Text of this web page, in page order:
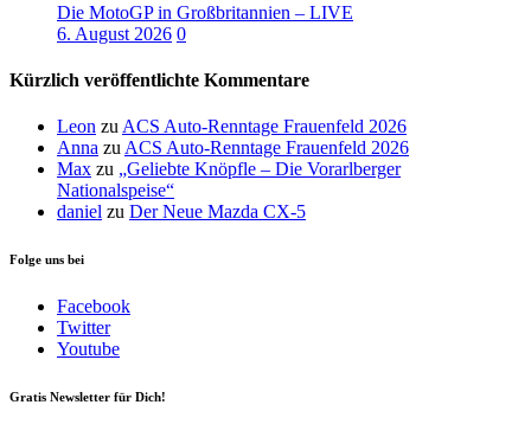
Die MotoGP in Großbritannien – LIVE
6. August 2026 0
Kürzlich veröffentlichte Kommentare
Leon zu ACS Auto-Renntage Frauenfeld 2026
Anna zu ACS Auto-Renntage Frauenfeld 2026
Max zu „Geliebte Knöpfle – Die Vorarlberger
Nationalspeise“
daniel zu Der Neue Mazda CX-5
Folge uns bei
Facebook
Twitter
Youtube
Gratis Newsletter für Dich!